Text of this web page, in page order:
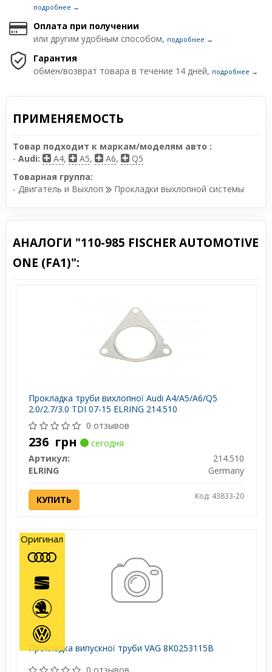
подробнее →
Оплата при получении
или другим удобным способом, подробнее →
Гарантия
обмен/возврат товара в течение 14 дней, подробнее →
ПРИМЕНЯЕМОСТЬ
Товар подходит к маркам/моделям авто :
- Audi: A4, A5, A6,
Q5
Товарная группа:
- Двигатель и Выхлоп
Прокладки выхлопной системы
АНАЛОГИ "110-985 FISCHER AUTOMOTIVE
ONE (FA1)":
Прокладка труби вихлопної Audi A4/A5/A6/Q5
2.0/2.7/3.0 TDI 07-15 ELRING 214.510
0 отзывов
236 грн
сегодня
Артикул:
214.510
ELRING
Germany
КУПИТЬ Код: 43833-20
Прокладка випускної труби VAG 8K0253115B
Оригинал